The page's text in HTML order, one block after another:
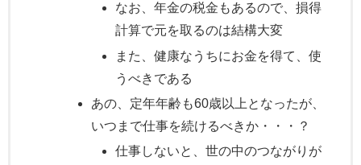
なお、年金の税金もあるので、損得
計算で元を取るのは結構大変
また、健康なうちにお金を得て、使
うべきである
あの、定年年齢も60歳以上となったが、
いつまで仕事を続けるべきか・・・？
仕事しないと、世の中のつながりが